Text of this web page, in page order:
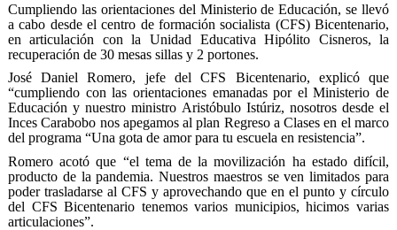
Cumpliendo las orientaciones del Ministerio de Educación, se llevó
a cabo desde el centro de formación socialista (CFS) Bicentenario,
en articulación con la Unidad Educativa Hipólito Cisneros, la
recuperación de 30 mesas sillas y 2 portones.
José Daniel Romero, jefe del CFS Bicentenario, explicó que
“cumpliendo con las orientaciones emanadas por el Ministerio de
Educación y nuestro ministro Aristóbulo Istúriz, nosotros desde el
Inces Carabobo nos apegamos al plan Regreso a Clases en el marco
del programa “Una gota de amor para tu escuela en resistencia”.
Romero acotó que “el tema de la movilización ha estado difícil,
producto de la pandemia. Nuestros maestros se ven limitados para
poder trasladarse al CFS y aprovechando que en el punto y círculo
del CFS Bicentenario tenemos varios municipios, hicimos varias
articulaciones”.